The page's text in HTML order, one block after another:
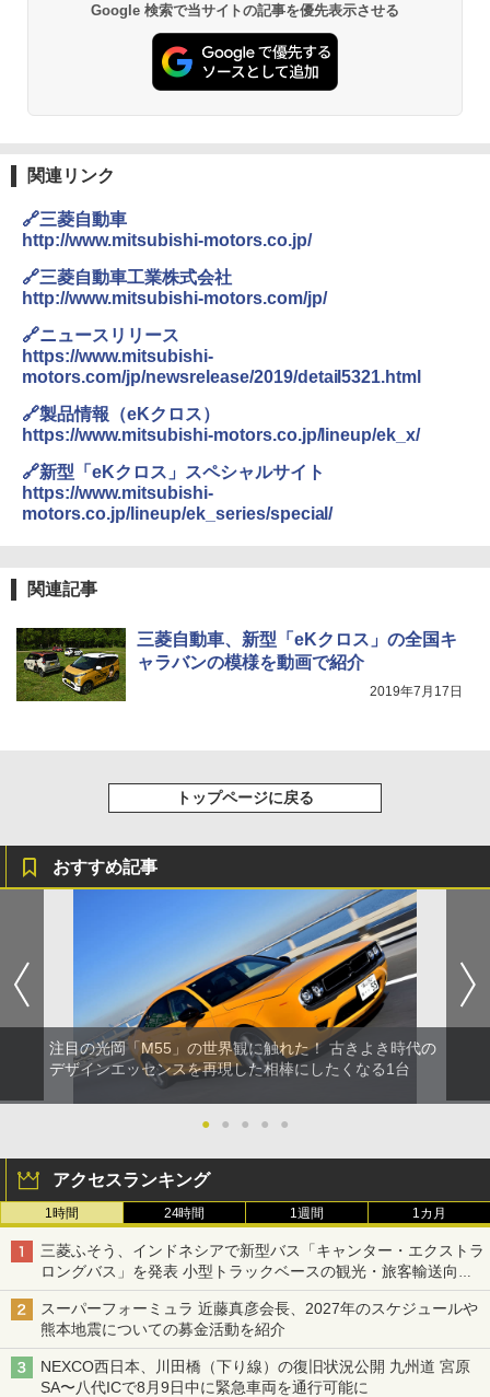
Google 検索で当サイトの記事を優先表示させる
関連リンク
🔗三菱自動車
http://www.mitsubishi-motors.co.jp/
🔗三菱自動車工業株式会社
http://www.mitsubishi-motors.com/jp/
🔗ニュースリリース
https://www.mitsubishi-
motors.com/jp/newsrelease/2019/detail5321.html
🔗製品情報（eKクロス）
https://www.mitsubishi-motors.co.jp/lineup/ek_x/
🔗新型「eKクロス」スペシャルサイト
https://www.mitsubishi-
motors.co.jp/lineup/ek_series/special/
関連記事
三菱自動車、新型「eKクロス」の全国キ
ャラバンの模様を動画で紹介
2019年7月17日
トップページに戻る
おすすめ記事
注目の光岡「M55」の世界観に触れた！ 古きよき時代の
デザインエッセンスを再現した相棒にしたくなる1台
● ● ● ● ●
アクセスランキング
1時間 24時間 1週間 1カ月
三菱ふそう、インドネシアで新型バス「キャンター・エクストラ
ロングバス」を発表 小型トラックベースの観光・旅客輸送向け
バス
スーパーフォーミュラ 近藤真彦会長、2027年のスケジュールや
熊本地震についての募金活動を紹介
NEXCO西日本、川田橋（下り線）の復旧状況公開 九州道 宮原
SA〜八代ICで8月9日中に緊急車両を通行可能に